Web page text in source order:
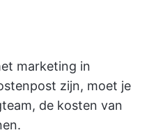
marketing in
zijn, moet je
de kosten van